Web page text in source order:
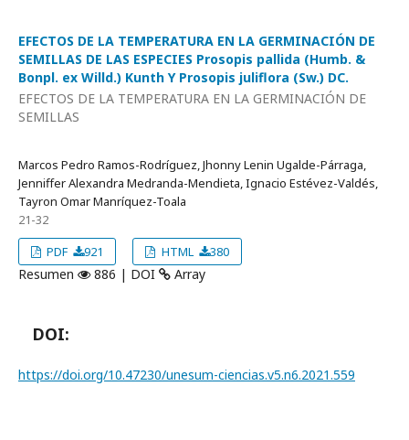
EFECTOS DE LA TEMPERATURA EN LA GERMINACIÓN DE
SEMILLAS DE LAS ESPECIES Prosopis pallida (Humb. &
Bonpl. ex Willd.) Kunth Y Prosopis juliflora (Sw.) DC.
EFECTOS DE LA TEMPERATURA EN LA GERMINACIÓN DE
SEMILLAS
Marcos Pedro Ramos-Rodríguez, Jhonny Lenin Ugalde-Párraga,
Jenniffer Alexandra Medranda-Mendieta, Ignacio Estévez-Valdés,
Tayron Omar Manríquez-Toala
21-32
PDF
921 HTML 380
Resumen 886 | DOI Array
DOI:
https://doi.org/10.47230/unesum-ciencias.v5.n6.2021.559